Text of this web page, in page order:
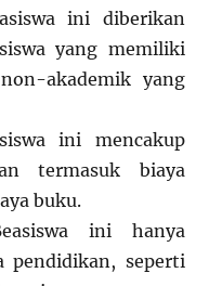
ini diberikan
yang memiliki
akademik yang
ini mencakup
termasuk biaya
buku.
ini hanya
pendidikan, seperti